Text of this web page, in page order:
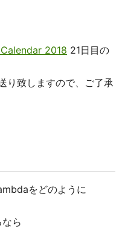
2018 21日目の
り致しますので、ご了承
をどのように
ら